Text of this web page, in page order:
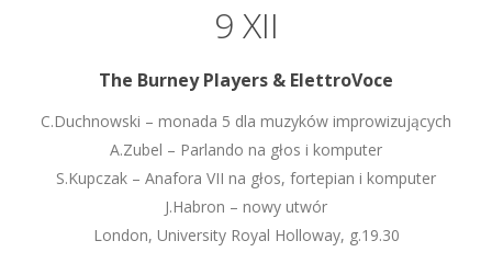
9 XII
The Burney Players & ElettroVoce
C.Duchnowski – monada 5 dla muzyków improwizujących
A.Zubel – Parlando na głos i komputer
S.Kupczak – Anafora VII na głos, fortepian i komputer
J.Habron – nowy utwór
London, University Royal Holloway, g.19.30